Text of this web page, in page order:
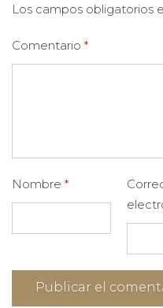
Los campos obligatorios
Comentario *
Nombre *